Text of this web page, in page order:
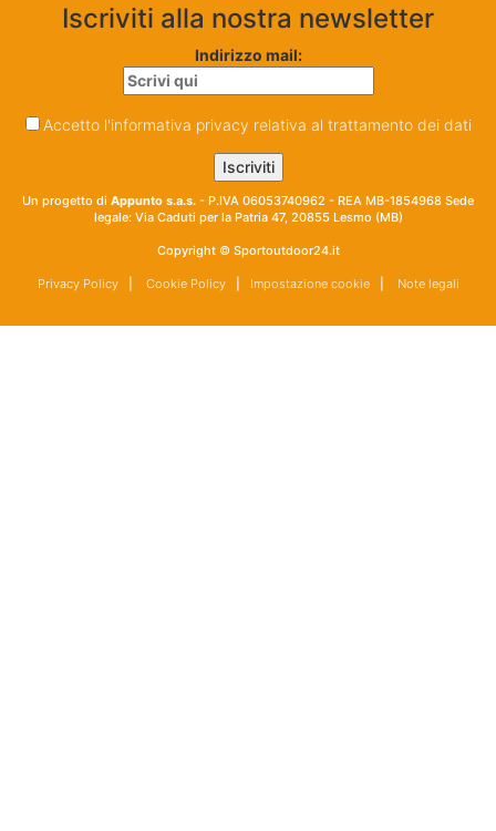
Iscriviti alla nostra newsletter
Indirizzo mail:
Accetto l'informativa privacy relativa al trattamento dei dati
Un progetto di Appunto s.a.s. - P.IVA 06053740962 - REA MB-1854968 Sede
legale: Via Caduti per la Patria 47, 20855 Lesmo (MB)
Copyright © Sportoutdoor24.it
Privacy Policy| Cookie Policy| Impostazione cookie| Note legali